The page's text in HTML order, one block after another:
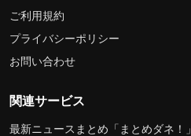
ご利用規約
プライバシーポリシー
お問い合わせ
関連サービス
最新ニュースまとめ「まとめダネ！」